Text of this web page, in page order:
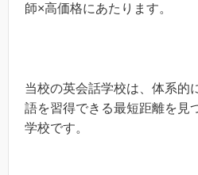
師×高価格にあたります。
当校の英会話学校は、体系的
語を習得できる最短距離を見
学校です。